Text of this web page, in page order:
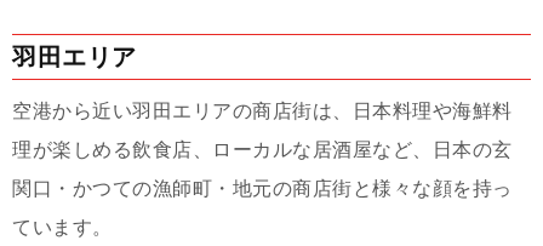
羽田エリア
空港から近い羽田エリアの商店街は、日本料理や海鮮料
理が楽しめる飲食店、ローカルな居酒屋など、日本の玄
関口・かつての漁師町・地元の商店街と様々な顔を持っ
ています。